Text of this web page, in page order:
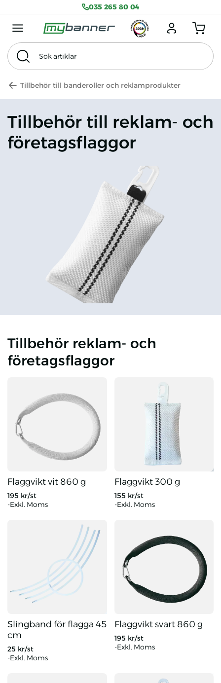
Sök artiklar
Sök
035 265 80 04
Logga in Antal produkter
Menu mobile
Exkl. Moms
Tema
Tillbehör till reklam- och
företagsflaggor
Tillbehör till banderoller och reklamprodukter
Tillbehör reklam- och
företagsflaggor
Flaggvikt vit 860 g
195 kr/st
-Exkl. Moms
Flaggvikt 300 g
155 kr/st
-Exkl. Moms
Slingband för flagga 45
cm
25 kr/st
-Exkl. Moms
Flaggvikt svart 860 g
195 kr/st
-Exkl. Moms